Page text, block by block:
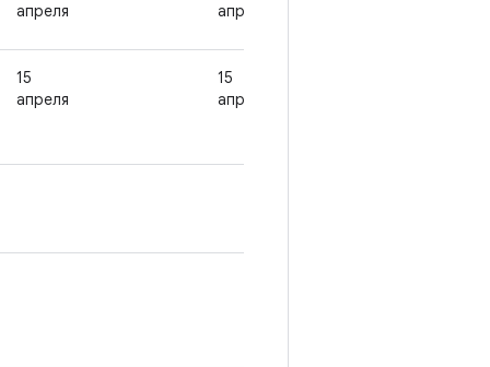
апреля
апреля
15
апреля
15
апреля